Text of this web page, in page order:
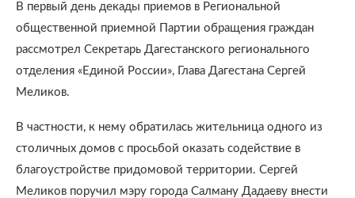
В первый день декады приемов в Региональной
общественной приемной Партии обращения граждан
рассмотрел Секретарь Дагестанского регионального
отделения «Единой России», Глава Дагестана Сергей
Меликов.
В частности, к нему обратилась жительница одного из
столичных домов с просьбой оказать содействие в
благоустройстве придомовой территории. Сергей
Меликов поручил мэру города Салману Дадаеву внести